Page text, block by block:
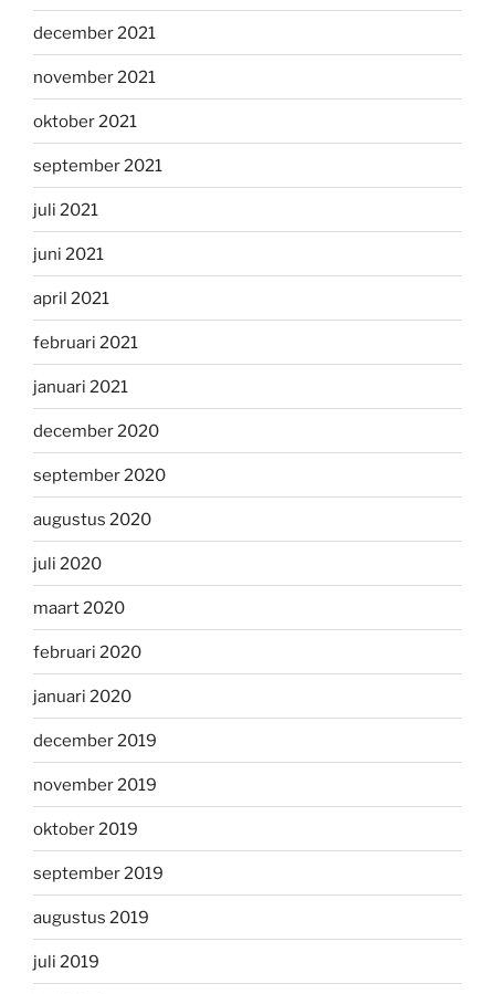
december 2021
november 2021
oktober 2021
september 2021
juli 2021
juni 2021
april 2021
februari 2021
januari 2021
december 2020
september 2020
augustus 2020
juli 2020
maart 2020
februari 2020
januari 2020
december 2019
november 2019
oktober 2019
september 2019
augustus 2019
juli 2019